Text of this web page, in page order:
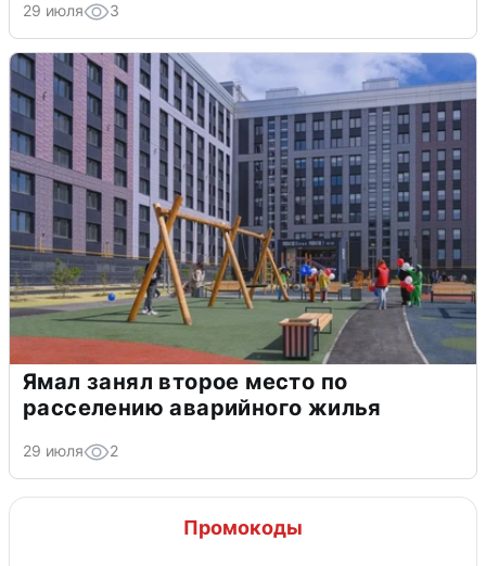
29 июля 3
Ямал занял второе место по
расселению аварийного жилья
29 июля 2
Промокоды